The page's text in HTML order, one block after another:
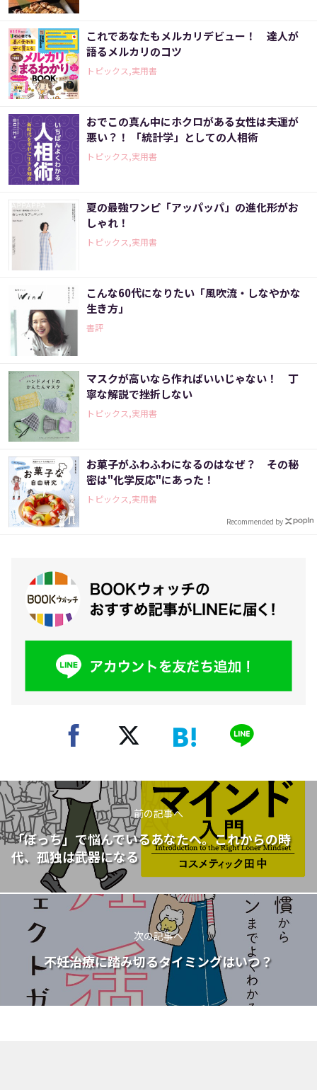
これであなたもメルカリデビュー！ 達人が
語るメルカリのコツ
トピックス,実用書
おでこの真ん中にホクロがある女性は夫運が
悪い？！ 「統計学」としての人相術
トピックス,実用書
夏の最強ワンピ「アッパッパ」の進化形がお
しゃれ！
トピックス,実用書
こんな60代になりたい「風吹流・しなやかな
生き方」
書評
マスクが高いなら作ればいいじゃない！ 丁
寧な解説で挫折しない
トピックス,実用書
お菓子がふわふわになるのはなぜ？ その秘
密は"化学反応"にあった！
トピックス,実用書
Recommended by
前の記事へ
「ぼっち」で悩んでいるあなたへ。これからの時
代、孤独は武器になる
次の記事へ
不妊治療に踏み切るタイミングはいつ？